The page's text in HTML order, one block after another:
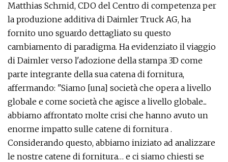
Matthias Schmid, CDO del Centro di competenza per
la produzione additiva di Daimler Truck AG, ha
fornito uno sguardo dettagliato su questo
cambiamento di paradigma. Ha evidenziato il viaggio
di Daimler verso l'adozione della stampa 3D come
parte integrante della sua catena di fornitura,
affermando: "Siamo [una] società che opera a livello
globale e come società che agisce a livello globale...
abbiamo affrontato molte crisi che hanno avuto un
enorme impatto sulle catene di fornitura .
Considerando questo, abbiamo iniziato ad analizzare
le nostre catene di fornitura… e ci siamo chiesti se